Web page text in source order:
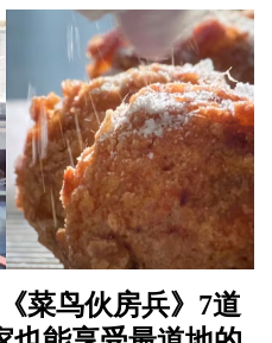
菜鸟伙房兵》7道